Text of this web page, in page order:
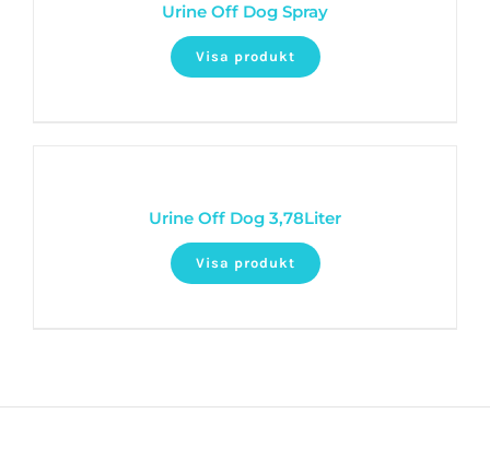
Urine Off Dog Spray
Visa produkt
Urine Off Dog 3,78Liter
Visa produkt